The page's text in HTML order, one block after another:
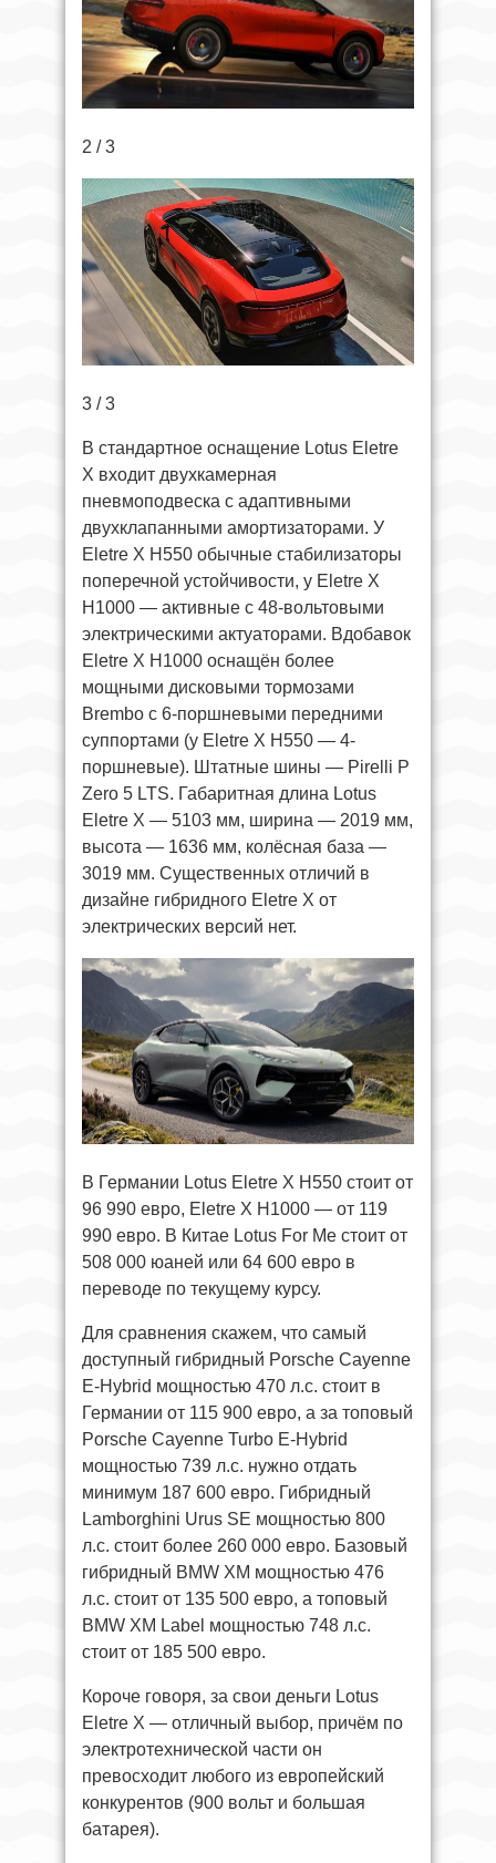
2 / 3
3 / 3
В стандартное оснащение Lotus Eletre
X входит двухкамерная
пневмоподвеска с адаптивными
двухклапанными амортизаторами. У
Eletre X H550 обычные стабилизаторы
поперечной устойчивости, у Eletre X
H1000 — активные с 48-вольтовыми
электрическими актуаторами. Вдобавок
Eletre X H1000 оснащён более
мощными дисковыми тормозами
Brembo с 6-поршневыми передними
суппортами (у Eletre X H550 — 4-
поршневые). Штатные шины — Pirelli P
Zero 5 LTS. Габаритная длина Lotus
Eletre X — 5103 мм, ширина — 2019 мм,
высота — 1636 мм, колёсная база —
3019 мм. Существенных отличий в
дизайне гибридного Eletre X от
электрических версий нет.
В Германии Lotus Eletre X H550 стоит от
96 990 евро, Eletre X H1000 — от 119
990 евро. В Китае Lotus For Me стоит от
508 000 юаней или 64 600 евро в
переводе по текущему курсу.
Для сравнения скажем, что самый
доступный гибридный Porsche Cayenne
E-Hybrid мощностью 470 л.с. стоит в
Германии от 115 900 евро, а за топовый
Porsche Cayenne Turbo E-Hybrid
мощностью 739 л.с. нужно отдать
минимум 187 600 евро. Гибридный
Lamborghini Urus SE мощностью 800
л.с. стоит более 260 000 евро. Базовый
гибридный BMW XM мощностью 476
л.с. стоит от 135 500 евро, а топовый
BMW XM Label мощностью 748 л.с.
стоит от 185 500 евро.
Короче говоря, за свои деньги Lotus
Eletre X — отличный выбор, причём по
электротехнической части он
превосходит любого из европейский
конкурентов (900 вольт и большая
батарея).